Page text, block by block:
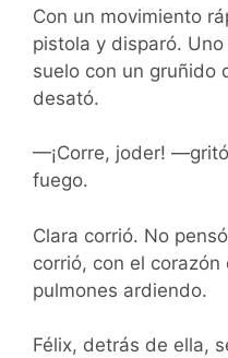
Con un movimiento
pistola y disparó.
suelo con un gruñido
desató.
—¡Corre, joder!
fuego.
Clara corrió. No
corrió, con el
pulmones ardiendo.
Félix, detrás de ella,